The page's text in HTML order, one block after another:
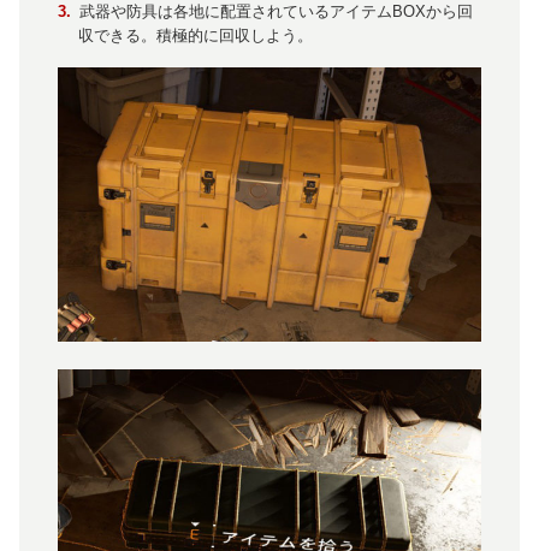
武器や防具は各地に配置されているアイテムBOXから回
収できる。積極的に回収しよう。